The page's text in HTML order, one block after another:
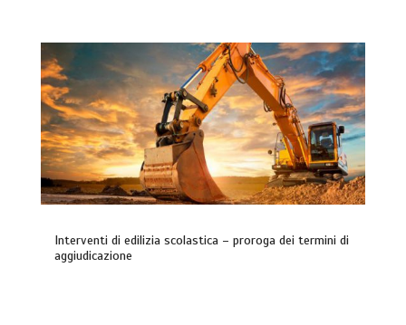
Interventi di edilizia scolastica – proroga dei termini di
aggiudicazione